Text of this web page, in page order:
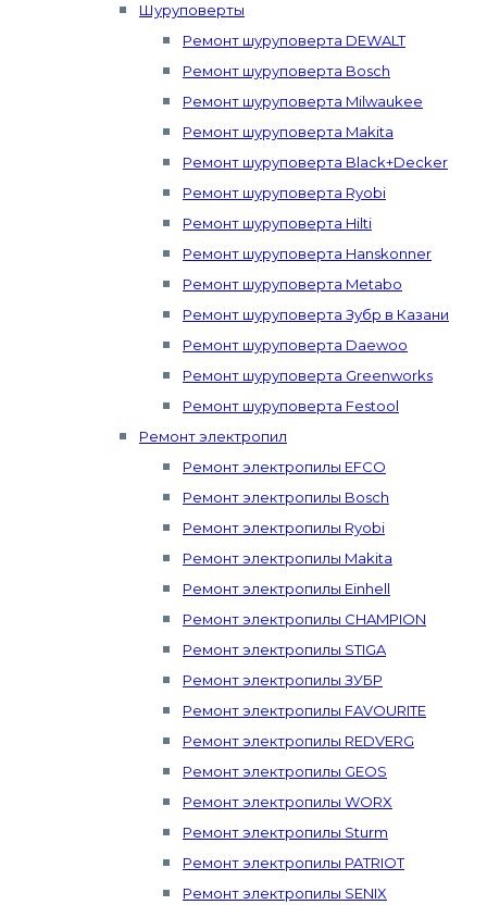
Шуруповерты
Ремонт шуруповерта DEWALT
Ремонт шуруповерта Bosch
Ремонт шуруповерта Milwaukee
Ремонт шуруповерта Makita
Ремонт шуруповерта Black+Decker
Ремонт шуруповерта Ryobi
Ремонт шуруповерта Hilti
Ремонт шуруповерта Hanskonner
Ремонт шуруповерта Metabo
Ремонт шуруповерта Зубр в Казани
Ремонт шуруповерта Daewoo
Ремонт шуруповерта Greenworks
Ремонт шуруповерта Festool
Ремонт электропил
Ремонт электропилы EFCO
Ремонт электропилы Bosch
Ремонт электропилы Ryobi
Ремонт электропилы Makita
Ремонт электропилы Einhell
Ремонт электропилы CHAMPION
Ремонт электропилы STIGA
Ремонт электропилы ЗУБР
Ремонт электропилы FAVOURITE
Ремонт электропилы REDVERG
Ремонт электропилы GEOS
Ремонт электропилы WORX
Ремонт электропилы Sturm
Ремонт электропилы PATRIOT
Ремонт электропилы SENIX